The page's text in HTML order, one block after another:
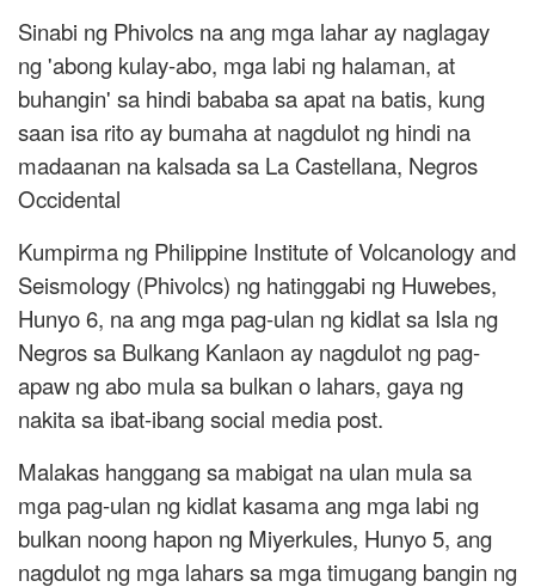
Sinabi ng Phivolcs na ang mga lahar ay naglagay
ng 'abong kulay-abo, mga labi ng halaman, at
buhangin' sa hindi bababa sa apat na batis, kung
saan isa rito ay bumaha at nagdulot ng hindi na
madaanan na kalsada sa La Castellana, Negros
Occidental
Kumpirma ng Philippine Institute of Volcanology and
Seismology (Phivolcs) ng hatinggabi ng Huwebes,
Hunyo 6, na ang mga pag-ulan ng kidlat sa Isla ng
Negros sa Bulkang Kanlaon ay nagdulot ng pag-
apaw ng abo mula sa bulkan o lahars, gaya ng
nakita sa ibat-ibang social media post.
Malakas hanggang sa mabigat na ulan mula sa
mga pag-ulan ng kidlat kasama ang mga labi ng
bulkan noong hapon ng Miyerkules, Hunyo 5, ang
nagdulot ng mga lahars sa mga timugang bangin ng